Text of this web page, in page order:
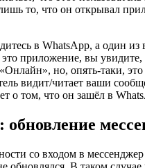
то, что он открывал
в WhatsApp, а один из
приложение, вы увидите,
но, опять-таки, это
видит/читает ваши
о том, что он зашёл в
обновление
со входом в мессенджер